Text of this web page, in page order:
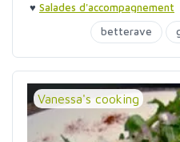
♥ Salades d'accompagnement
betterave
Vanessa's cooking